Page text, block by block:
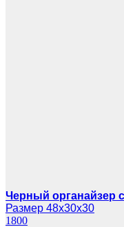
Черный органайзер
Размер 48х30х30
1800